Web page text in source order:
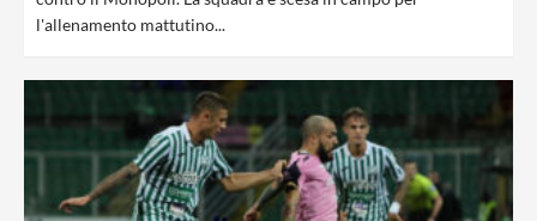
l'allenamento mattutino...